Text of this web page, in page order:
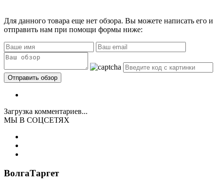
Для данного товара еще нет обзора. Вы можете написать его и
отправить нам при помощи формы ниже:
Загрузка комментариев...
МЫ В СОЦСЕТЯХ
ВолгаТаргет